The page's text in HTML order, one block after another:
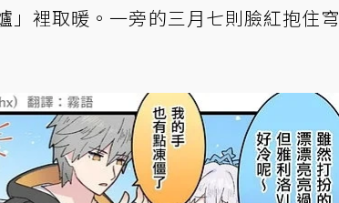
」裡取暖。一旁的三月七則臉紅抱住穹